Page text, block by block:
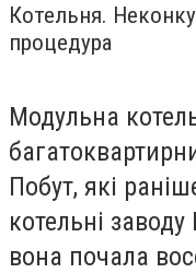
Котельня.
процедура
Модульна
Побут, які
котельні
вона почала